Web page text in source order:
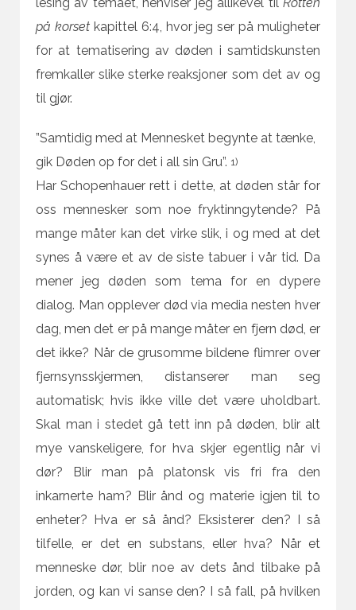
på korsetkapittel 6:4, hvor jeg ser på muligheter
for at tematisering av døden i samtidskunsten
fremkaller slike sterke reaksjoner som det av og
til gjør.
”Samtidig med at Mennesket begynte at tænke,
gik Døden op for det i all sin Gru”. 1)
Har Schopenhauer rett i dette, at døden står for
oss mennesker som noe fryktinngytende? På
mange måter kan det virke slik, i og med at det
synes å være et av de siste tabuer i vår tid. Da
mener jeg døden som tema for en dypere
dialog. Man opplever død via media nesten hver
dag, men det er på mange måter en fjern død, er
det ikke? Når de grusomme bildene flimrer over
fjernsynsskjermen, distanserer man seg
automatisk; hvis ikke ville det være uholdbart.
Skal man i stedet gå tett inn på døden, blir alt
mye vanskeligere, for hva skjer egentlig når vi
dør? Blir man på platonsk vis fri fra den
inkarnerte ham? Blir ånd og materie igjen til to
enheter? Hva er så ånd? Eksisterer den? I så
tilfelle, er det en substans, eller hva? Når et
menneske dør, blir noe av dets ånd tilbake på
jorden, og kan vi sanse den? I så fall, på hvilken